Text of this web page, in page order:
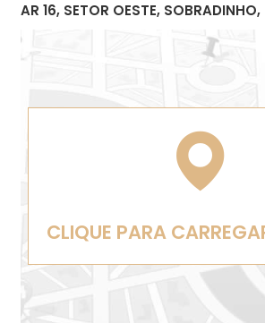
AR 16, SETOR OESTE, SOBRADINHO,
CLIQUE PARA